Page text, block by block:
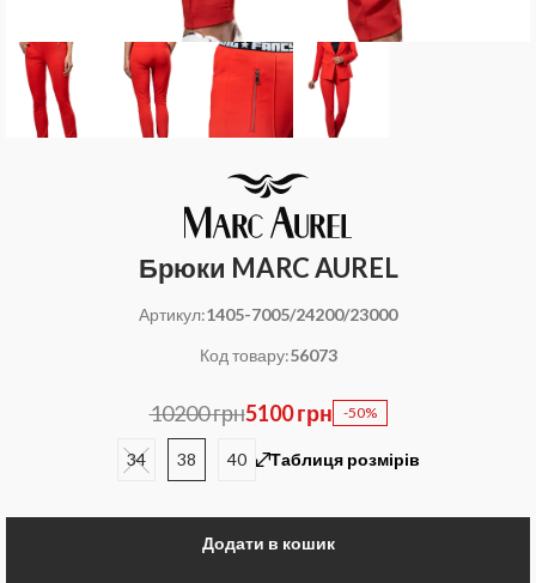
Брюки MARC AUREL
Артикул:1405-7005/24200/23000
Код товару:56073
10200 грн5100 грн -50%
34 38 40 Таблиця розмірів
Додати в кошик